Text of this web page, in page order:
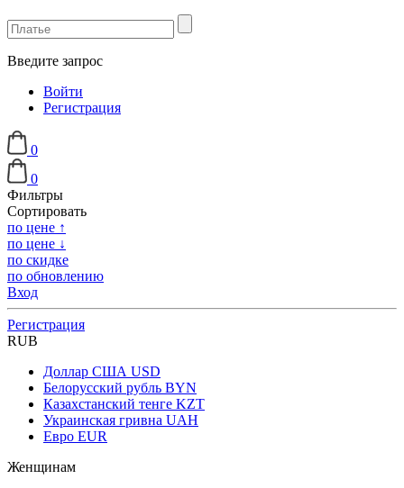
Введите запрос
Войти
Регистрация
0
0
Фильтры
Сортировать
по цене ↑
по цене ↓
по скидке
по обновлению
Вход
Регистрация
RUB
Доллар США USD
Белорусский рубль BYN
Казахстанский тенге KZT
Украинская гривна UAH
Евро EUR
Женщинам